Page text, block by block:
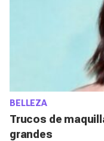
BELLEZA
Trucos de
grandes